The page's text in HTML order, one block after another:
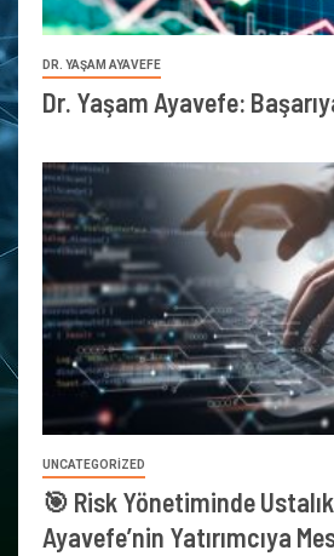
DR. YAŞAM AYAVEFE
Dr. Yaşam Ayavefe:
UNCATEGORIZED
🎯 Risk Yönetiminde
Ayavefe’nin Yatırımcıya